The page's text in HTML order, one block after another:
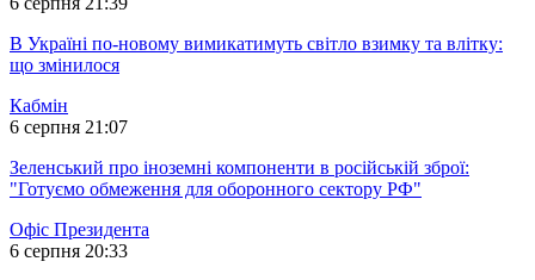
В Україні по-новому вимикатимуть світло взимку та влітку:
що змінилося
Кабмін
6 серпня 21:07
Зеленський про іноземні компоненти в російській зброї:
"Готуємо обмеження для оборонного сектору РФ"
Офіс Президента
6 серпня 20:33